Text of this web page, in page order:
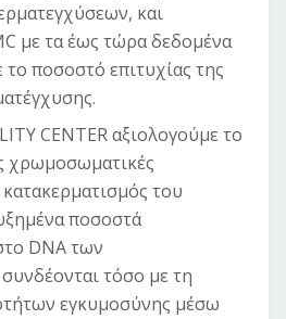
και
με τα έως τώρα δεδομένα
το ποσοστό επιτυχίας της
CENTER αξιολογούμε το
χρωμοσωματικές
του
ποσοστά
DNA των
τόσο με τη
εγκυμοσύνης μέσω